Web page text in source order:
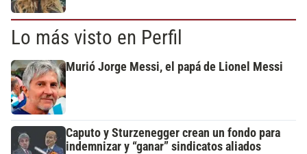
Lo más visto en Perfil
Murió Jorge Messi, el papá de Lionel Messi
Caputo y Sturzenegger crean un fondo para
indemnizar y “ganar” sindicatos aliados